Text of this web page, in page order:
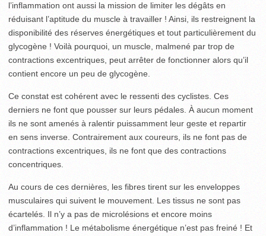
l’inflammation ont aussi la mission de limiter les dégâts en
réduisant l’aptitude du muscle à travailler ! Ainsi, ils restreignent la
disponibilité des réserves énergétiques et tout particulièrement du
glycogène ! Voilà pourquoi, un muscle, malmené par trop de
contractions excentriques, peut arrêter de fonctionner alors qu’il
contient encore un peu de glycogène.
Ce constat est cohérent avec le ressenti des cyclistes. Ces
derniers ne font que pousser sur leurs pédales. À aucun moment
ils ne sont amenés à ralentir puissamment leur geste et repartir
en sens inverse. Contrairement aux coureurs, ils ne font pas de
contractions excentriques, ils ne font que des contractions
concentriques.
Au cours de ces dernières, les fibres tirent sur les enveloppes
musculaires qui suivent le mouvement. Les tissus ne sont pas
écartelés. Il n’y a pas de microlésions et encore moins
d’inflammation ! Le métabolisme énergétique n’est pas freiné ! Et